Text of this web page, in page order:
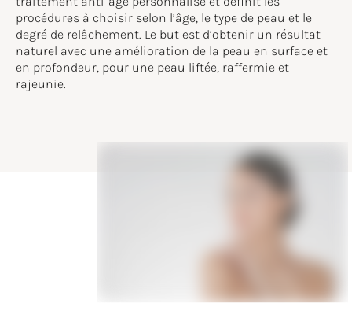
procédures à choisir selon l’âge, le type de peau et le
degré de relâchement. Le but est d’obtenir un résultat
naturel avec une amélioration de la peau en surface et
en profondeur, pour une peau liftée, raffermie et
rajeunie.